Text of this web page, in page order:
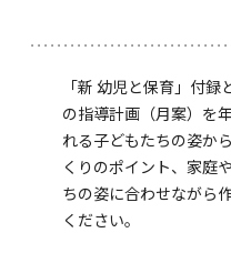
「新 幼児と保育」付
の指導計画（月案）を
れる子どもたちの姿か
くりのポイント、家庭
ちの姿に合わせながら
ください。